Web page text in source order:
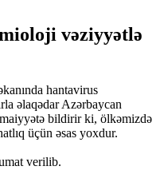
vəziyyətlə
hantavirus
əlaqədar Azərbaycan
bildirir ki, ölkəmizdə
üçün əsas yoxdur.
verilib.